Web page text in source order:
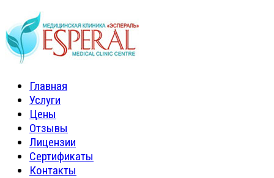
Главная
Услуги
Цены
Отзывы
Лицензии
Сертификаты
Контакты